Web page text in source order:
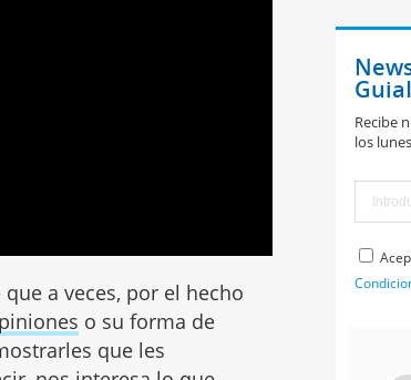
que a veces, por el hecho
o su forma de
que les
Recibe
los